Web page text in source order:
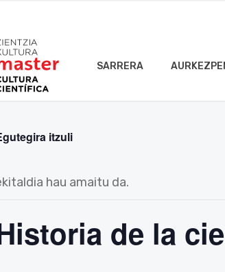
SARRERA
itzuli
hau amaitu da.
de la